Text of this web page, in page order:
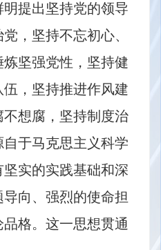
提出坚持党的领导
，坚持不忘初心、
坚强党性，坚持健
，坚持推进作风建
想腐，坚持制度治
于马克思主义科学
实的实践基础和深
向、强烈的使命担
格。这一思想贯通